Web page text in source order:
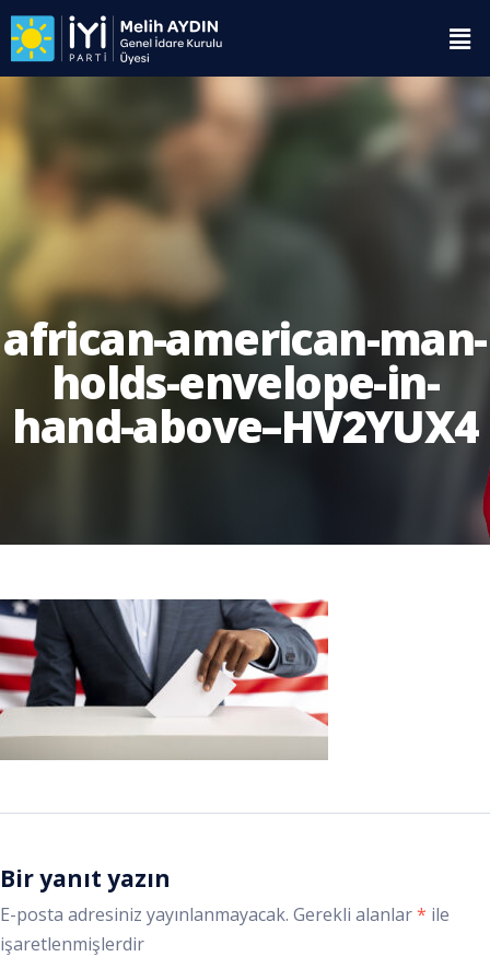
african-american-man-
holds-envelope-in-
hand-above–HV2YUX4
Bir yanıt yazın
E-posta adresiniz yayınlanmayacak. Gerekli alanlar* ile
işaretlenmişlerdir